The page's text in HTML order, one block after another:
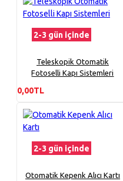
2-3 gün içinde
Teleskopik Otomatik
Fotoselli Kapı Sistemleri
0,00TL
2-3 gün içinde
Otomatik Kepenk Alıcı Kartı